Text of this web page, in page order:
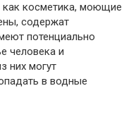
как косметика, моющие
содержат
потенциально
человека и
них могут
в водные